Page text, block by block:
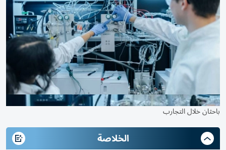
باحثان خلال التجارب
الخلاصة